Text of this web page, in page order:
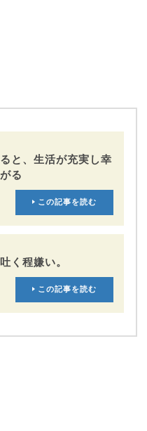
と、生活が充実し幸
る
この記事を読む
く程嫌い。
この記事を読む